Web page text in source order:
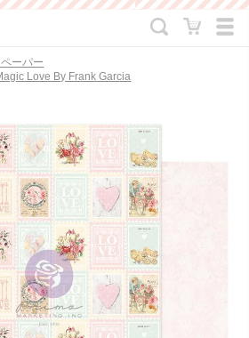
ーパー
Love By Frank Garcia